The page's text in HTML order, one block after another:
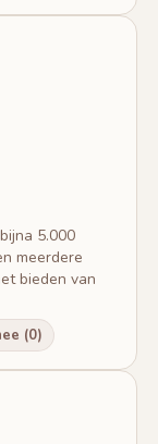
5.000
meerdere
bieden van
(0)